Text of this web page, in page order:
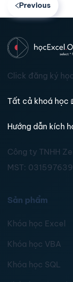
Previous
Click đăng ký
Tất cả khoá học
Hướng dẫn kích
Công ty TNHH
MST:
Sản phẩm
Khóa học Excel
Khóa học VBA
Khóa học SQL